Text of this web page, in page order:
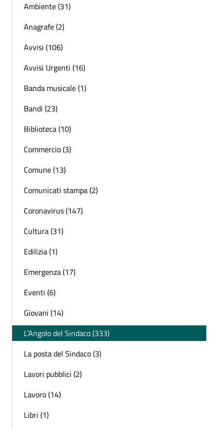
Ambiente (31)
Anagrafe (2)
Avvisi (106)
Avvisi Urgenti (16)
Banda musicale (1)
Bandi (23)
Biblioteca (10)
Commercio (3)
Comune (13)
Comunicati stampa (2)
Coronavirus (147)
Cultura (31)
Edilizia (1)
Emergenza (17)
Eventi (6)
Giovani (14)
L'Angolo del Sindaco (333)
La posta del Sindaco (3)
Lavori pubblici (2)
Lavoro (14)
Libri (1)